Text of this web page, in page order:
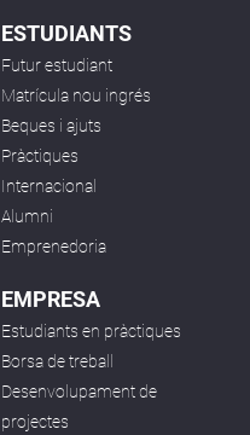
ESTUDIANTS
Futur estudiant
Matrícula nou ingrés
Beques i ajuts
Pràctiques
Internacional
Alumni
Emprenedoria
EMPRESA
Estudiants en pràctiques
Borsa de treball
Desenvolupament de
projectes